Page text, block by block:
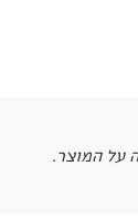
על המוצר.